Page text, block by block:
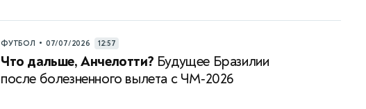
ФУТБОЛ • 07/07/2026 12:57
Что дальше, Анчелотти? Будущее Бразилии
после болезненного вылета с ЧМ‑2026